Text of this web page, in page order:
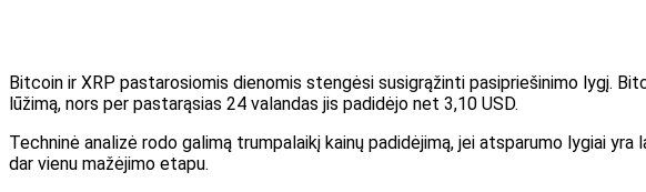
Bitcoin ir XRP pastarosiomis dienomis stengėsi susigrąžinti pasipriešinimo lygį.
lūžimą, nors per pastarąsias 24 valandas jis padidėjo net 3,10 USD.
Techninė analizė rodo galimą trumpalaikį kainų padidėjimą, jei atsparumo lygiai
dar vienu mažėjimo etapu.